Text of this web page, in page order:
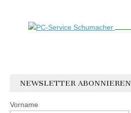
NEWSLETTER ABONNIEREN
Vorname